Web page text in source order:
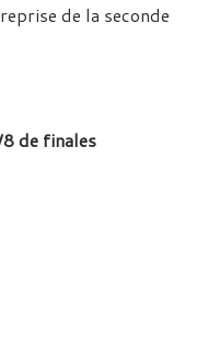
de la seconde
de finales